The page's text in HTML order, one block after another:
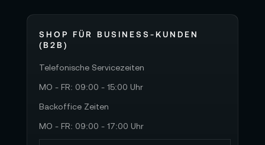
SHOP FÜR BUSINESS-KUNDEN
(B2B)
Telefonische Servicezeiten
MO - FR: 09:00 - 15:00 Uhr
Backoffice Zeiten
MO - FR: 09:00 - 17:00 Uhr